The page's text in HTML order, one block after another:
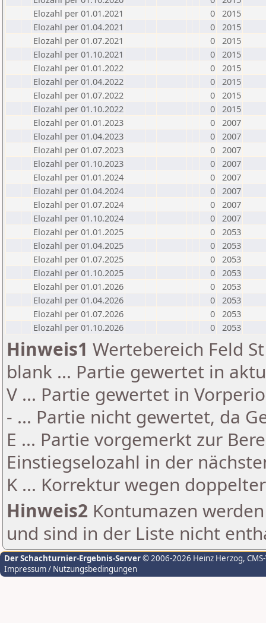
Elozahl per 01.01.2021
0 2015
Elozahl per 01.04.2021
0 2015
Elozahl per 01.07.2021
0 2015
Elozahl per 01.10.2021
0 2015
Elozahl per 01.01.2022
0 2015
Elozahl per 01.04.2022
0 2015
Elozahl per 01.07.2022
0 2015
Elozahl per 01.10.2022
0 2015
Elozahl per 01.01.2023
0 2007
Elozahl per 01.04.2023
0 2007
Elozahl per 01.07.2023
0 2007
Elozahl per 01.10.2023
0 2007
Elozahl per 01.01.2024
0 2007
Elozahl per 01.04.2024
0 2007
Elozahl per 01.07.2024
0 2007
Elozahl per 01.10.2024
0 2007
Elozahl per 01.01.2025
0 2053
Elozahl per 01.04.2025
0 2053
Elozahl per 01.07.2025
0 2053
Elozahl per 01.10.2025
0 2053
Elozahl per 01.01.2026
0 2053
Elozahl per 01.04.2026
0 2053
Elozahl per 01.07.2026
0 2053
Elozahl per 01.10.2026
0 2053
Hinweis1 Wertebereich Feld
blank ... Partie gewertet in
V ... Partie gewertet in
- ... Partie nicht gewertet, da
E ... Partie vorgemerkt zur
Einstiegselozahl in der
K ... Korrektur wegen
Hinweis2 Kontumazen
und sind in der Liste nicht
Der Schachturnier-Ergebnis-Server© 2006-2026 Heinz Herzog,
Impressum / Nutzungsbedingungen